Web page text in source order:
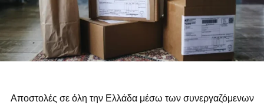
Αποστολές σε όλη την Ελλάδα μέσω των συνεργαζόμενων